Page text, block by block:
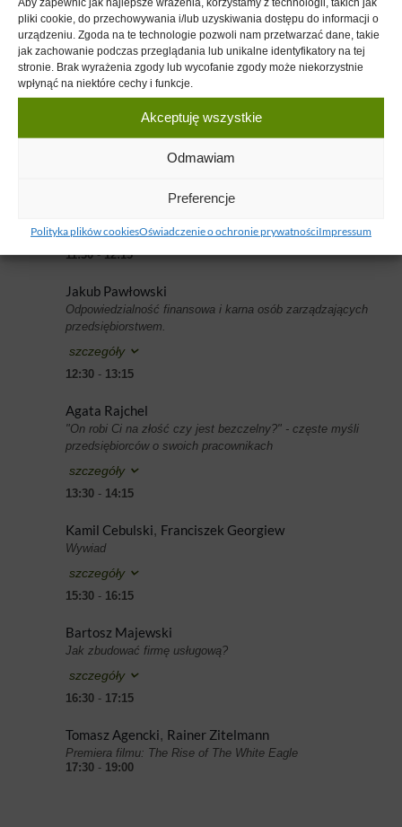
pliki cookie, do przechowywania i/lub uzyskiwania dostępu do informacji o
urządzeniu. Zgoda na te technologie pozwoli nam przetwarzać dane, takie
jak zachowanie podczas przeglądania lub unikalne identyfikatory na tej
stronie. Brak wyrażenia zgody lub wycofanie zgody może niekorzystnie
wpłynąć na niektóre cechy i funkcje.
Akceptuję wszystkie
Odmawiam
Preferencje
Polityka plików cookiesOświadczenie o ochronie prywatnościImpressum
Uroczyste rozpoczęcie
10:00-10:30
Marek Tarnowski
Kiedy Bogowie pomagają w biznesie
10:30-11:15
7 rzeczy, które musisz wiedzieć o kryzysie, żeby
skutecznie sobie z nim poradzić
szczegóły
11:30-12:15
Jakub Pawłowski
Odpowiedzialność finansowa i karna osób zarządzających
przedsiębiorstwem.
szczegóły
12:30- 13:15
Agata Rajchel
"On robi Ci na złość czy jest bezczelny?" - częste myśli
przedsiębiorców o swoich pracownikach
szczegóły
13:30- 14:15
Kamil Cebulski, Franciszek Georgiew
Wywiad
szczegóły
15:30- 16:15
Bartosz Majewski
Jak zbudować firmę usługową?
szczegóły
16:30- 17:15
Tomasz Agencki, Rainer Zitelmann
Premiera filmu: The Rise of The White Eagle
17:30- 19:00